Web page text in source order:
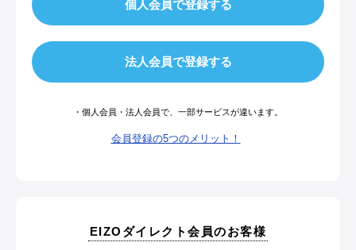
・個人会員・法人会員で、一部サービスが違います。
会員登録の5つのメリット！
EIZOダイレクト会員のお客様